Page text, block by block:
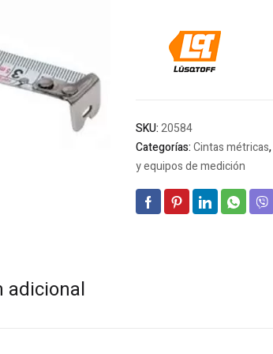
SKU:20584
Categorías:Cintas métricas,
y equipos de medición
adicional